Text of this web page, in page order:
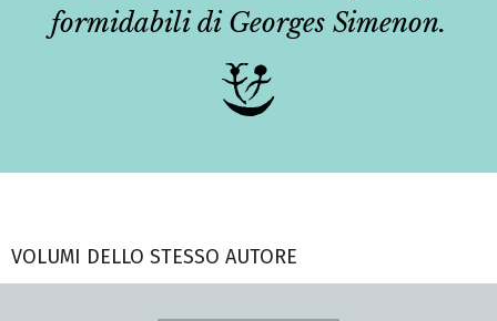
formidabili di Georges Simenon.
VOLUMI DELLO STESSO AUTORE